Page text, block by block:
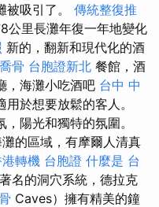
被吸引了。 傳統整復推
公里長灘年復一年地變化
新的，翻新和現代化的酒
骨 台胞證新北 餐館，酒
，海灘小吃酒吧 台中 中
用於想要放鬆的客人。
陽光和獨特的氛圍。
的區域，有摩爾人清真
轉機 台胞證 什麼是 台
名的洞穴系統，德拉克
Caves）擁有精美的鐘